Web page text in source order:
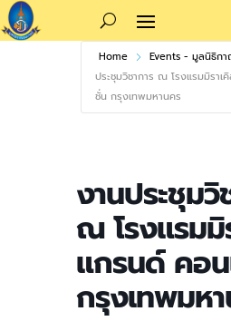
Home Events - มูลนิธิก
ประชุมวิชาการ ณ โรงแรมมิราเ
ชั่น กรุงเทพมหานคร
งานประชุมวิ
ณ โรงแรมมิ
แกรนด์ คอ
กรุงเทพมห